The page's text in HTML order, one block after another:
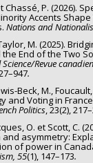
Chassé, P. (2026).
Accents
Nations and
M. (2025).
End of the Two
Revue
.
Beck, M.,
and Voting in
Politics , 23(2),
O. et Scott, C.
asymmetry:
of power in
55(1), 147–173.